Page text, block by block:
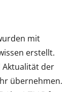
mit
erstellt.
Aktualität der
übernehmen.